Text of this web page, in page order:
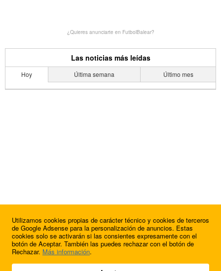
¿Quieres anunciarte en FutbolBalear?
Las noticias más leídas
Hoy Última semana Último mes
© 2009 - 2026 Soluciones Corporativas IP, SL.
Utilizamos cookies propias de carácter técnico y cookies de terceros
de Google Adsense para la personalización de anuncios. Estas
cookies solo se activarán si las consientes expresamente con el
botón de Aceptar. También las puedes rechazar con el botón de
Rechazar. Más información.